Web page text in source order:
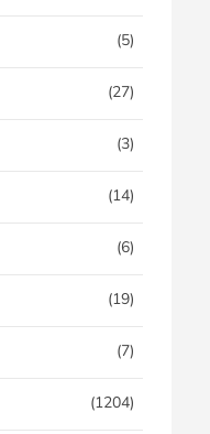
(5)
(27)
(3)
(14)
(6)
(19)
(7)
(1204)